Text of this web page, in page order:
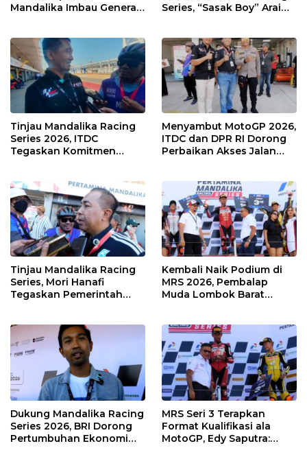
Mandalika Imbau Generasi
Series, “Sasak Boy” Arai
Tinjau Mandalika Racing
Series 2026, ITDC
Tegaskan Komitmen
Kawasan
Menyambut MotoGP 2026,
ITDC dan DPR RI Dorong
Perbaikan Akses Jalan
Tinjau Mandalika Racing
Series, Mori Hanafi
Tegaskan Pemerintah
Kembali Naik Podium di
MRS 2026, Pembalap
Muda Lombok Barat
Dukung Mandalika Racing
Series 2026, BRI Dorong
Pertumbuhan Ekonomi
MRS Seri 3 Terapkan
Format Kualifikasi ala
MotoGP, Edy Saputra: